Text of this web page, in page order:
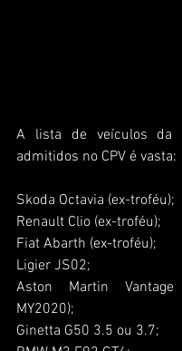
A lista de veículos da
admitidos no CPV é vasta:
Skoda Octavia (ex-troféu);
Renault Clio (ex-troféu);
Fiat Abarth (ex-troféu);
Ligier JS02;
Aston Martin
MY2020);
Ginetta G50 3.5 ou 3.7;